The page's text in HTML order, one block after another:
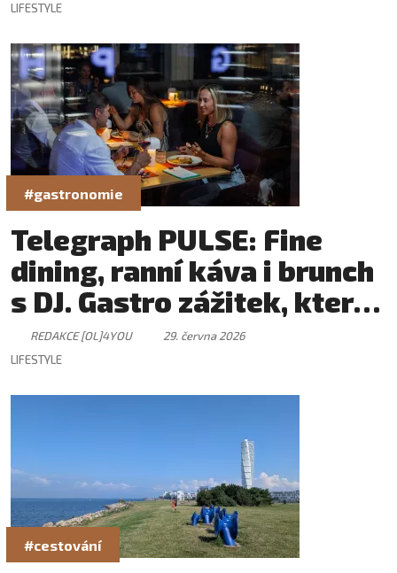
LIFESTYLE
#gastronomie
Telegraph PULSE: Fine
dining, ranní káva i brunch
s DJ. Gastro zážitek, který
má svůj rytmus
REDAKCE [OL]4YOU
29. června 2026
LIFESTYLE
#cestování